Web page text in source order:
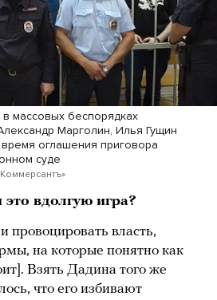
массовых беспорядках
Марголин, Илья Гущин
оглашения приговора
суде
вдолгую игра?
власть,
на которые понятно как
Взять Дадина того же
что его избивают